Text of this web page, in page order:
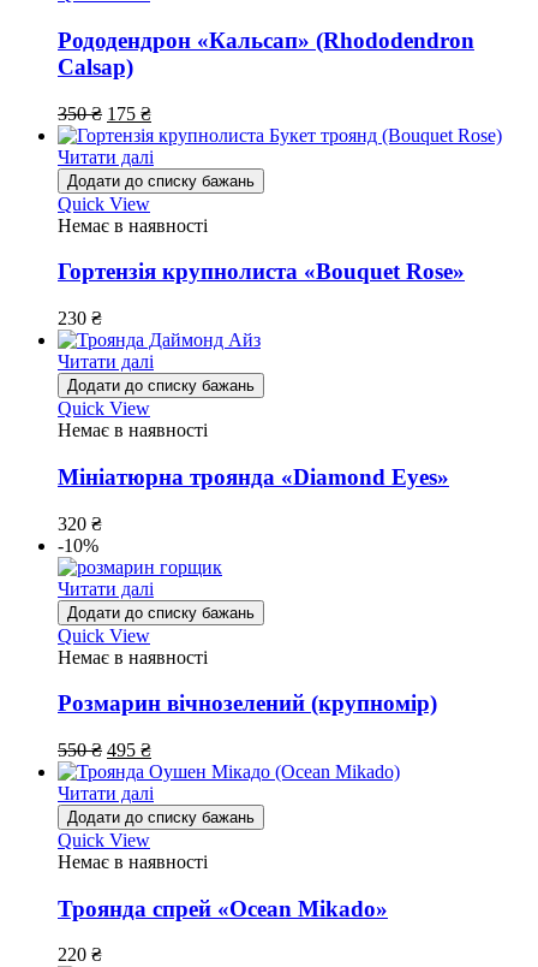
Рододендрон «Кальсап» (Rhododendron
Calsap)
350₴ 175 ₴
Читати далі
Додати до списку бажань
Quick View
Немає в наявності
Гортензія крупнолиста «Bouquet Rose»
230 ₴
Читати далі
Додати до списку бажань
Quick View
Немає в наявності
Мініатюрна троянда «Diamond Eyes»
320 ₴
-10%
Читати далі
Додати до списку бажань
Quick View
Немає в наявності
Розмарин вічнозелений (крупномір)
550₴ 495 ₴
Читати далі
Додати до списку бажань
Quick View
Немає в наявності
Троянда спрей «Ocean Mikado»
220 ₴